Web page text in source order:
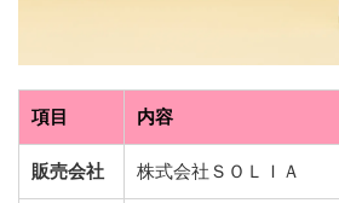
項目 内容
販売会社 株式会社ＳＯＬＩＡ